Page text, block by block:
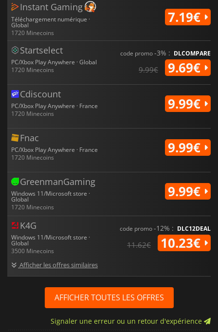
Instant Gaming
Téléchargement numérique ·
Global
1720 Minecoins
7.19€
Startselect
PC/Xbox Play Anywhere · Global
1720 Minecoins
code promo-3% : DLCOMPARE
9.99€ 9.69€
Cdiscount
PC/Xbox Play Anywhere · France
1720 Minecoins
9.99€
Fnac
PC/Xbox Play Anywhere · France
1720 Minecoins
9.99€
GreenmanGaming
Windows 11/Microsoft store ·
Global
1720 Minecoins
9.99€
K4G
Windows 11/Microsoft store ·
Global
3500 Minecoins
Afficher les offres similaires
code promo-12% : DLC12DEAL
11.62€ 10.23€
AFFICHER TOUTES LES OFFRES
Signaler une erreur ou un retour d'expérience